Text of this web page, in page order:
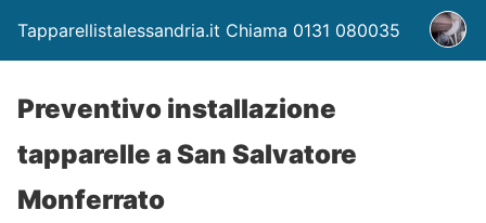
Tapparellistalessandria.it Chiama 0131 080035
Preventivo installazione
tapparelle a San Salvatore
Monferrato